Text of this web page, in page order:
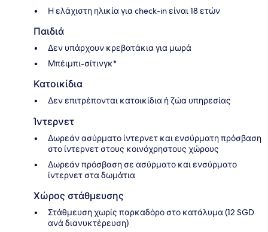
Η ελάχιστη ηλικία για check-in είναι 18 ετών
Παιδιά
Δεν υπάρχουν κρεβατάκια για μωρά
Μπέιμπι-σίτινγκ*
Κατοικίδια
Δεν επιτρέπονται κατοικίδια ή ζώα υπηρεσίας
Ίντερνετ
Δωρεάν ασύρματο ίντερνετ και ενσύρματη πρόσβαση
στο ίντερνετ στους κοινόχρηστους χώρους
Δωρεάν πρόσβαση σε ασύρματο και ενσύρματο
ίντερνετ στα δωμάτια
Χώρος στάθμευσης
Στάθμευση χωρίς παρκαδόρο στο κατάλυμα (12 SGD
ανά διανυκτέρευση)